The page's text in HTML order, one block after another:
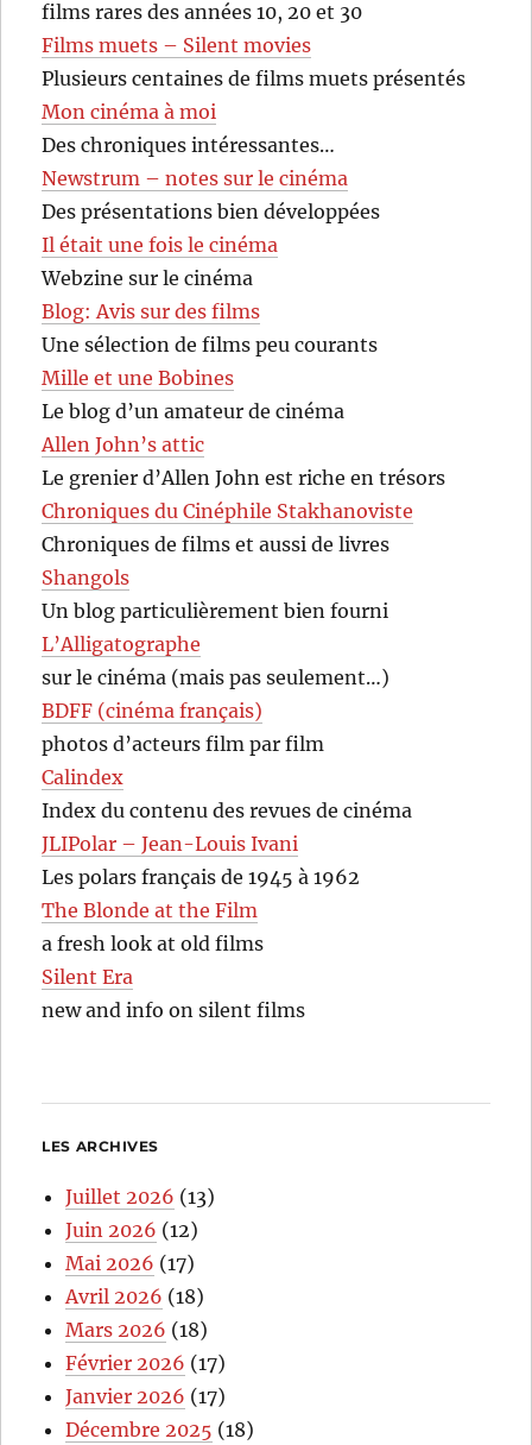
films rares des années 10, 20 et 30
Films muets – Silent movies
Plusieurs centaines de films muets présentés
Mon cinéma à moi
Des chroniques intéressantes…
Newstrum – notes sur le cinéma
Des présentations bien développées
Il était une fois le cinéma
Webzine sur le cinéma
Blog: Avis sur des films
Une sélection de films peu courants
Mille et une Bobines
Le blog d’un amateur de cinéma
Allen John’s attic
Le grenier d’Allen John est riche en trésors
Chroniques du Cinéphile Stakhanoviste
Chroniques de films et aussi de livres
Shangols
Un blog particulièrement bien fourni
L’Alligatographe
sur le cinéma (mais pas seulement…)
BDFF (cinéma français)
photos d’acteurs film par film
Calindex
Index du contenu des revues de cinéma
JLIPolar – Jean-Louis Ivani
Les polars français de 1945 à 1962
The Blonde at the Film
a fresh look at old films
Silent Era
new and info on silent films
LES ARCHIVES
Juillet 2026 (13)
Juin 2026 (12)
Mai 2026 (17)
Avril 2026 (18)
Mars 2026 (18)
Février 2026 (17)
Janvier 2026 (17)
Décembre 2025 (18)